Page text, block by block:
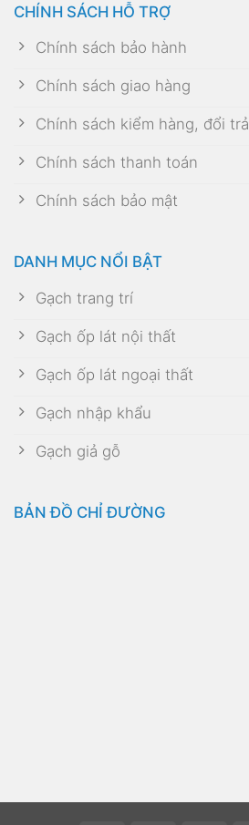
CHÍNH SÁCH HỖ TRỢ
Chính sách bảo hành
Chính sách giao hàng
Chính sách kiểm hàng, đổi trả
Chính sách thanh toán
Chính sách bảo mật
DANH MỤC NỔI BẬT
Gạch trang trí
Gạch ốp lát nội thất
Gạch ốp lát ngoại thất
Gạch nhập khẩu
Gạch giả gỗ
BẢN ĐỒ CHỈ ĐƯỜNG